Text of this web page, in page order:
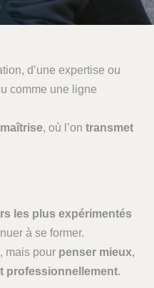
d’une expertise ou
comme une ligne
maîtrise, où l’on transmet
les plus expérimentés
à se former.
mais pour penser mieux,
professionnellement.